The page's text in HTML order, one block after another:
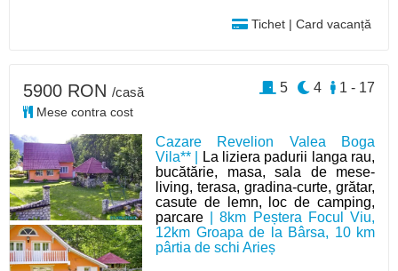
Tichet | Card vacanță
Cazare Revelion Valea Boga
Vila** |
La liziera padurii langa rau,
bucătărie, masa, sala de mese-
living, terasa, gradina-curte, grătar,
casute de lemn, loc de camping,
parcare | 8km Peștera Focul Viu,
12km Groapa de la Bârsa, 10 km
pârtia de schi Arieș
5900 RON /casă
Mese contra cost
1 - 17
4
5